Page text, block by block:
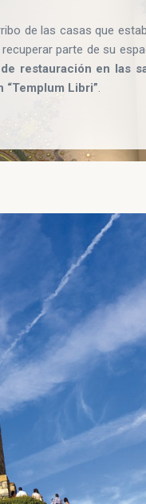
de las casas que
parte de su
restauración en las
Libri”.